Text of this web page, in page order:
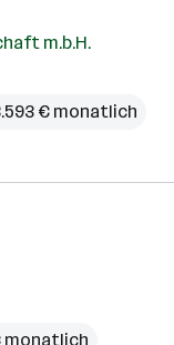
m.b.H.
€ monatlich
monatlich